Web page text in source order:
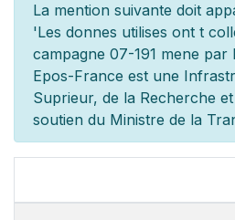
La mention suivante doit
'Les donnes utilises ont t
campagne 07-191 mene par
Epos-France est une
Suprieur, de la Recherche
soutien du Ministre de la